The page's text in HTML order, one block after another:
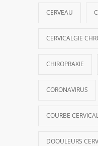
CERVEAU
CERVICALGIE
CHIROPRAXIE
CORONAVIRUS
COURBE
DOOULEURS